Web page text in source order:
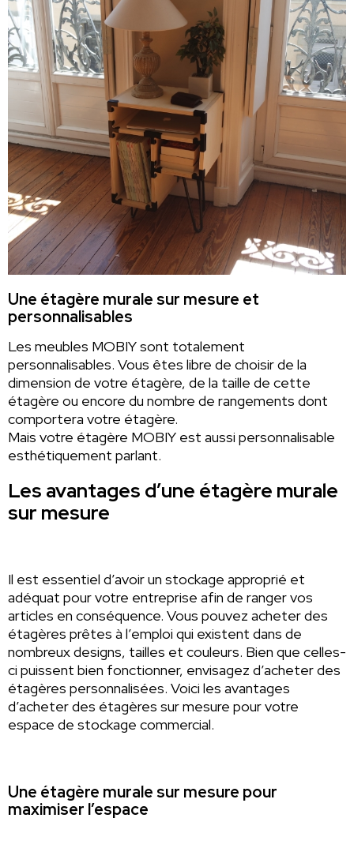
Une étagère murale sur mesure et
personnalisables
Les meubles MOBIY sont totalement
personnalisables. Vous êtes libre de choisir de la
dimension de votre étagère, de la taille de cette
étagère ou encore du nombre de rangements dont
comportera votre étagère.
Mais votre étagère MOBIY est aussi personnalisable
esthétiquement parlant.
Les avantages d’une étagère murale
sur mesure
Il est essentiel d’avoir un stockage approprié et
adéquat pour votre entreprise afin de ranger vos
articles en conséquence. Vous pouvez acheter des
étagères prêtes à l’emploi qui existent dans de
nombreux designs, tailles et couleurs. Bien que celles-
ci puissent bien fonctionner, envisagez d’acheter des
étagères personnalisées. Voici les avantages
d’acheter des étagères sur mesure pour votre
espace de stockage commercial.
Une étagère murale sur mesure pour
maximiser l’espace